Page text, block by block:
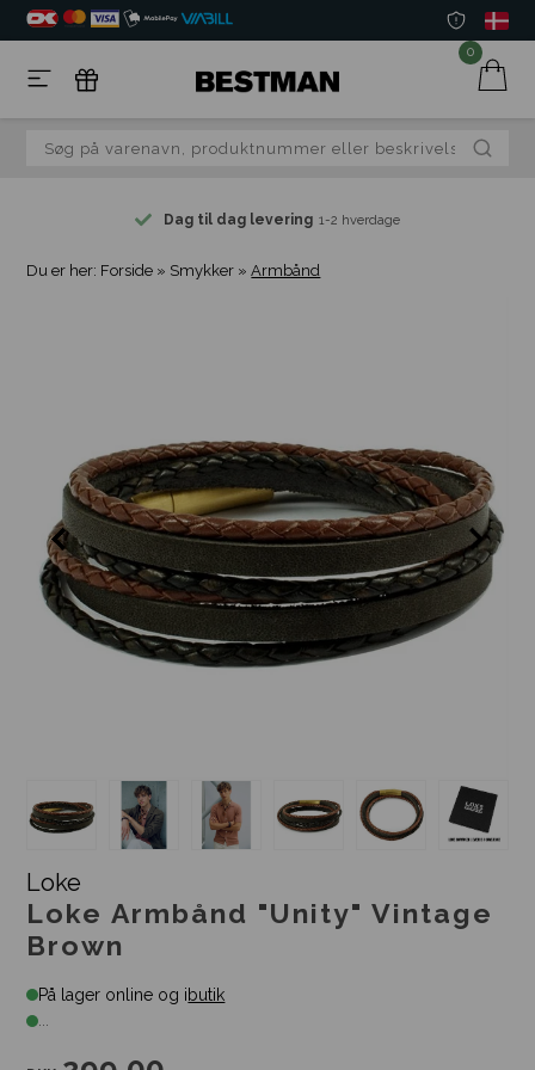
0
Dag til dag levering 1-2 hverdage
Du er her: Forside » Smykker »Armbånd
Loke
Loke Armbånd "Unity" Vintage
Brown
På lager online og ibutik
...